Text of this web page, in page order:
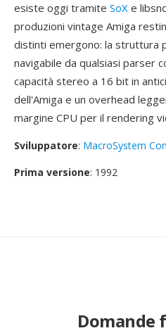
esiste oggi tramite SoX e
produzioni vintage Amiga
distinti emergono: la struttura
navigabile da qualsiasi parser
capacità stereo a 16 bit in
dell'Amiga e un overhead
margine CPU per il rendering
Sviluppatore: MacroSystem
Prima versione: 1992
Domande